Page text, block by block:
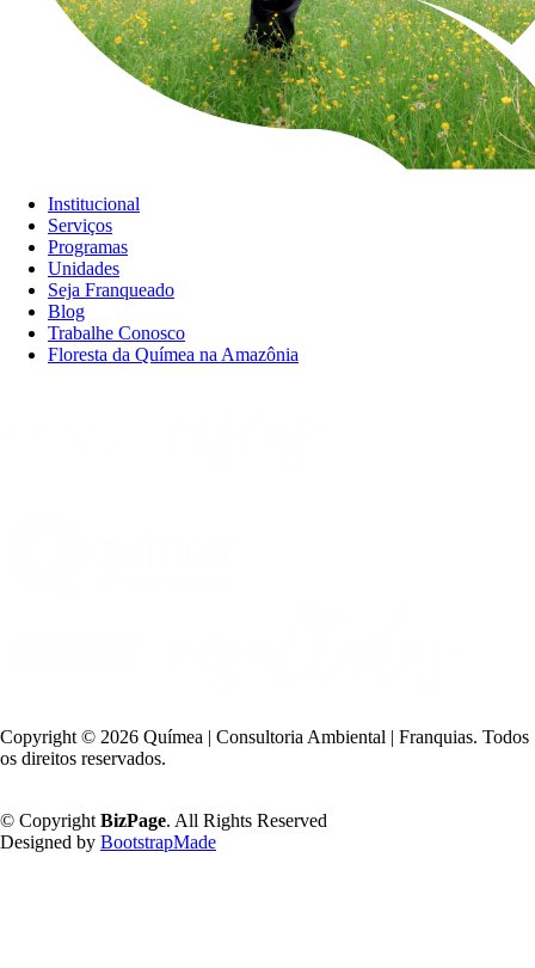
Institucional
Serviços
Programas
Unidades
Seja Franqueado
Blog
Trabalhe Conosco
Floresta da Químea na Amazônia
Copyright © 2026 Químea | Consultoria Ambiental | Franquias. Todos
os direitos reservados.
© CopyrightBizPage. All Rights Reserved
Designed by BootstrapMade